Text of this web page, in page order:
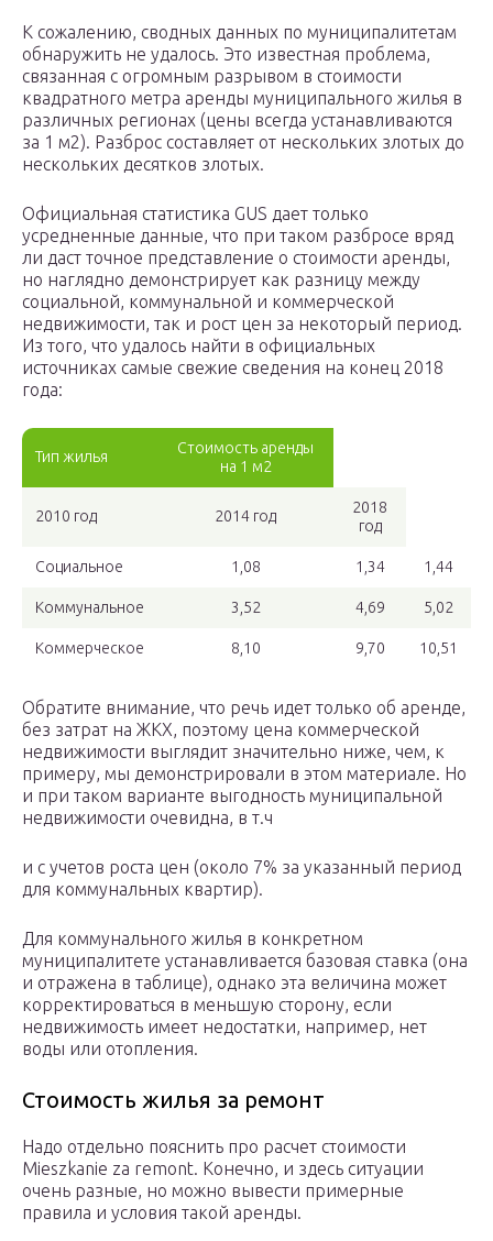
К сожалению, сводных данных по муниципалитетам
обнаружить не удалось. Это известная проблема,
связанная с огромным разрывом в стоимости
квадратного метра аренды муниципального жилья в
различных регионах (цены всегда устанавливаются
за 1 м2). Разброс составляет от нескольких злотых до
нескольких десятков злотых.
Официальная статистика GUS дает только
усредненные данные, что при таком разбросе вряд
ли даст точное представление о стоимости аренды,
но наглядно демонстрирует как разницу между
социальной, коммунальной и коммерческой
недвижимости, так и рост цен за некоторый период.
Из того, что удалось найти в официальных
источниках самые свежие сведения на конец 2018
года:
Тип жилья
Стоимость аренды
на 1 м2
2010 год 2014 год
2018
год
Социальное 1,08 1,34 1,44
Коммунальное 3,52 4,69 5,02
Коммерческое 8,10 9,70 10,51
Обратите внимание, что речь идет только об аренде,
без затрат на ЖКХ, поэтому цена коммерческой
недвижимости выглядит значительно ниже, чем, к
примеру, мы демонстрировали в этом материале. Но
и при таком варианте выгодность муниципальной
недвижимости очевидна, в т.ч
и с учетов роста цен (около 7% за указанный период
для коммунальных квартир).
Для коммунального жилья в конкретном
муниципалитете устанавливается базовая ставка (она
и отражена в таблице), однако эта величина может
корректироваться в меньшую сторону, если
недвижимость имеет недостатки, например, нет
воды или отопления.
Стоимость жилья за ремонт
Надо отдельно пояснить про расчет стоимости
Mieszkanie za remont. Конечно, и здесь ситуации
очень разные, но можно вывести примерные
правила и условия такой аренды.